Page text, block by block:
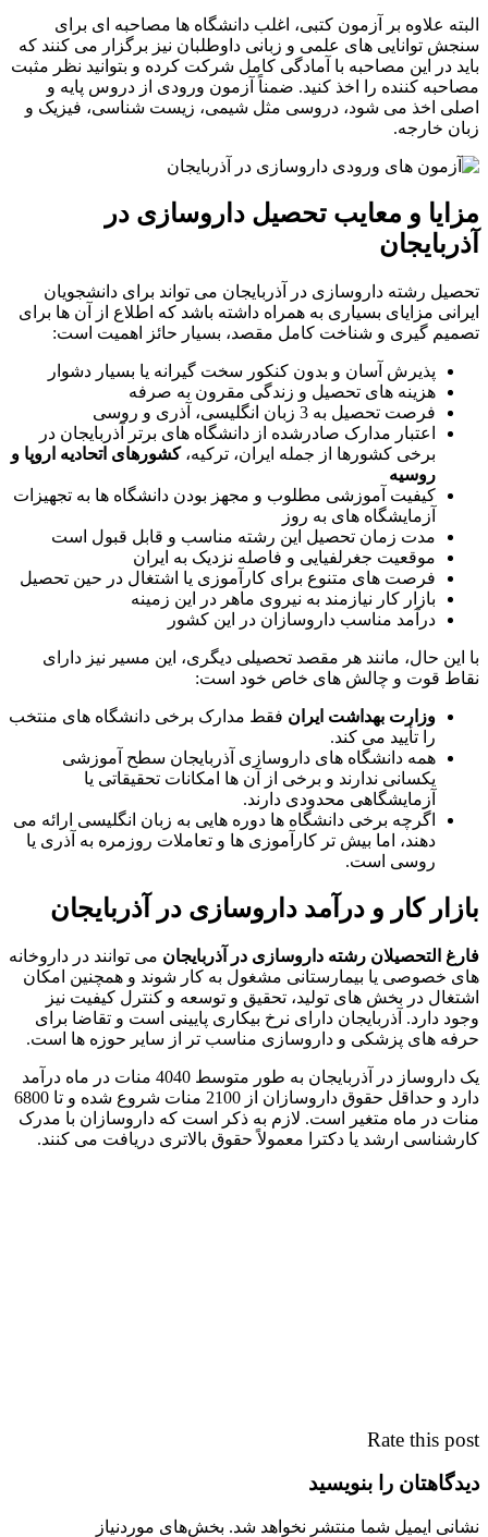
البته علاوه بر آزمون کتبی، اغلب دانشگاه ها مصاحبه ‌ای برای
سنجش توانایی ‌های علمی و زبانی داوطلبان نیز برگزار می ‌کنند که
باید در این مصاحبه با آمادگی کامل شرکت کرده و بتوانید نظر مثبت
مصاحبه کننده را اخذ کنید. ضمناً آزمون ورودی از دروس پایه و
اصلی اخذ می شود، دروسی مثل شیمی، زیست شناسی، فیزیک و
زبان خارجه.
مزایا و معایب تحصیل داروسازی در
آذربایجان
تحصیل رشته داروسازی در آذربایجان می تواند برای دانشجویان
ایرانی مزایای بسیاری به همراه داشته باشد که اطلاع از آن ها برای
تصمیم گیری و شناخت کامل مقصد، بسیار حائز اهمیت است:
پذیرش آسان و بدون کنکور سخت ‌گیرانه یا بسیار دشوار
هزینه ‌های تحصیل و زندگی مقرون‌ به‌ صرفه
فرصت تحصیل به 3 زبان انگلیسی، آذری و روسی
اعتبار مدارک صادرشده از دانشگاه ‌های برتر آذربایجان در
برخی کشورها از جمله ایران، ترکیه،کشورهای اتحادیه اروپا و
روسیه
کیفیت آموزشی مطلوب و مجهز بودن دانشگاه ‌ها به تجهیزات
آزمایشگاه های به روز
مدت زمان تحصیل این رشته مناسب و قابل قبول است
موقعیت جغرلفیایی و فاصله نزدیک به ایران
فرصت های متنوع برای کارآموزی یا اشتغال در حین تحصیل
بازار کار نیازمند به نیروی ماهر در این زمینه
درآمد مناسب داروسازان در این کشور
با این حال، مانند هر مقصد تحصیلی دیگری، این مسیر نیز دارای
نقاط قوت و چالش ‌های خاص خود است:
وزارت بهداشت ایران فقط مدارک برخی دانشگاه‌ های منتخب
را تأیید می ‌کند.
همه دانشگاه ‌های داروسازی آذربایجان سطح آموزشی
یکسانی ندارند و برخی از آن ‌ها امکانات تحقیقاتی یا
آزمایشگاهی محدودی دارند.
اگرچه برخی دانشگاه‌ ها دوره ‌هایی به زبان انگلیسی ارائه می‌
دهند، اما بیش تر کارآموزی ‌ها و تعاملات روزمره به آذری یا
روسی است.
بازار کار و درآمد داروسازی در آذربایجان
فارغ ‌التحصیلان رشته داروسازی در آذربایجان می ‌توانند در داروخانه‌
های خصوصی یا بیمارستانی مشغول به کار شوند و همچنین امکان
اشتغال در بخش‌ های تولید، تحقیق و توسعه و کنترل کیفیت نیز
وجود دارد. آذربایجان دارای نرخ بیکاری پایینی است و تقاضا برای
حرفه‌ های پزشکی و داروسازی مناسب تر از سایر حوزه ها است.
یک داروساز در آذربایجان به‌ طور متوسط 4040 منات در ماه درآمد
دارد و حداقل حقوق داروسازان از 2100 منات شروع شده و تا 6800
منات در ماه متغیر است. لازم به ذکر است که داروسازان با مدرک
کارشناسی ارشد یا دکترا معمولاً حقوق بالاتری دریافت می ‌کنند.
Rate this post
دیدگاهتان را بنویسید
نشانی ایمیل شما منتشر نخواهد شد. بخش‌های موردنیاز